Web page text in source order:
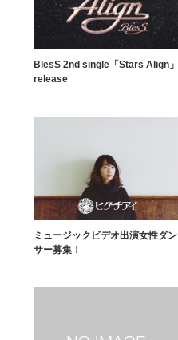
BlesS 2nd single「Stars Align」
release
ミュージックビデオ出演女性ダン
サー募集！